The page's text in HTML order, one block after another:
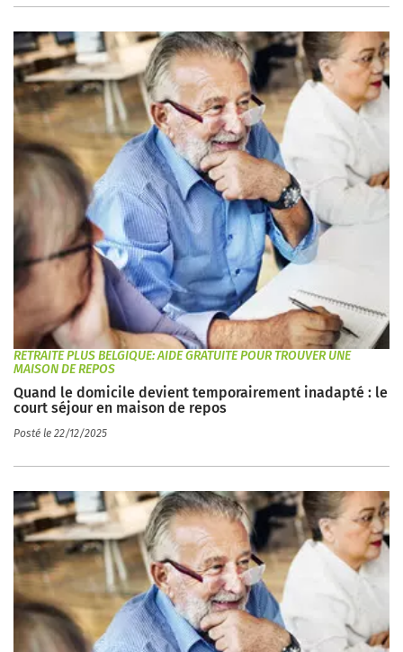
RETRAITE PLUS BELGIQUE: AIDE GRATUITE POUR TROUVER UNE
MAISON DE REPOS
Quand le domicile devient temporairement inadapté : le
court séjour en maison de repos
Posté le 22/12/2025